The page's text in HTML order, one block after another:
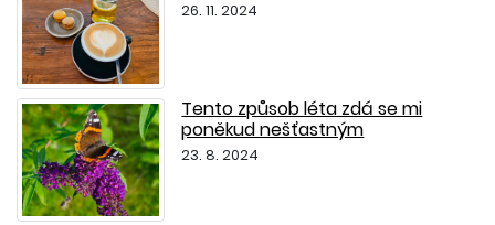
26. 11. 2024
Tento způsob léta zdá se mi
poněkud nešťastným
23. 8. 2024